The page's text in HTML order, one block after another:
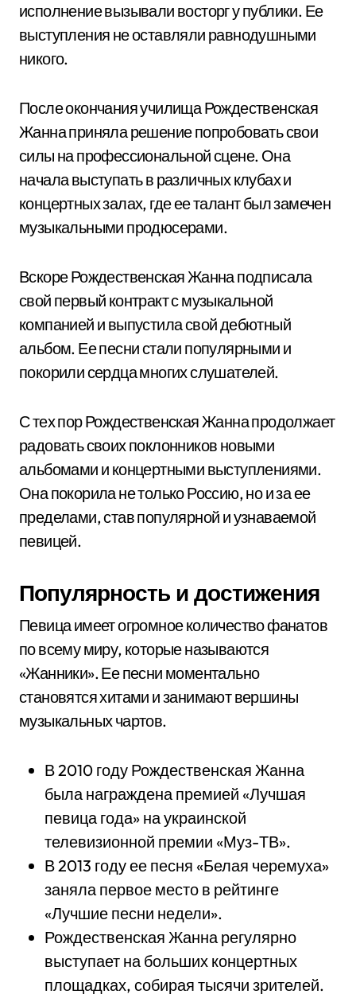
исполнение вызывали восторг у публики. Ее
выступления не оставляли равнодушными
никого.
После окончания училища Рождественская
Жанна приняла решение попробовать свои
силы на профессиональной сцене. Она
начала выступать в различных клубах и
концертных залах, где ее талант был замечен
музыкальными продюсерами.
Вскоре Рождественская Жанна подписала
свой первый контракт с музыкальной
компанией и выпустила свой дебютный
альбом. Ее песни стали популярными и
покорили сердца многих слушателей.
С тех пор Рождественская Жанна продолжает
радовать своих поклонников новыми
альбомами и концертными выступлениями.
Она покорила не только Россию, но и за ее
пределами, став популярной и узнаваемой
певицей.
Популярность и достижения
Певица имеет огромное количество фанатов
по всему миру, которые называются
«Жанники». Ее песни моментально
становятся хитами и занимают вершины
музыкальных чартов.
В 2010 году Рождественская Жанна
была награждена премией «Лучшая
певица года» на украинской
телевизионной премии «Муз-ТВ».
В 2013 году ее песня «Белая черемуха»
заняла первое место в рейтинге
«Лучшие песни недели».
Рождественская Жанна регулярно
выступает на больших концертных
площадках, собирая тысячи зрителей.